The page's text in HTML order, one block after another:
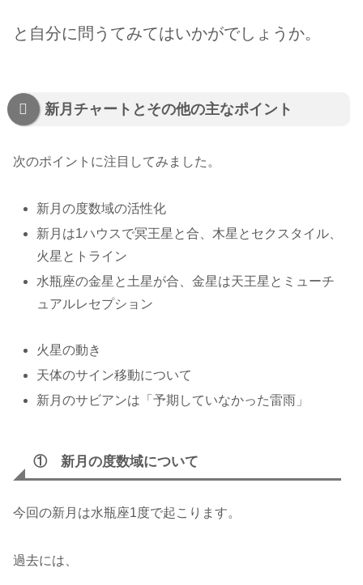
と自分に問うてみてはいかがでしょうか。
新月チャートとその他の主なポイント
次のポイントに注目してみました。
新月の度数域の活性化
新月は1ハウスで冥王星と合、木星とセクスタイル、
火星とトライン
水瓶座の金星と土星が合、金星は天王星とミューチ
ュアルレセプション
火星の動き
天体のサイン移動について
新月のサビアンは「予期していなかった雷雨」
① 新月の度数域について
今回の新月は水瓶座1度で起こります。
過去には、